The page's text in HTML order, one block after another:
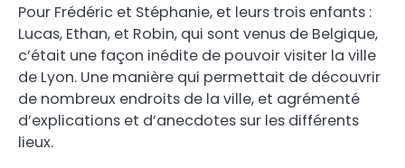
Pour Frédéric et Stéphanie, et leurs trois enfants :
Lucas, Ethan, et Robin, qui sont venus de Belgique,
c’était une façon inédite de pouvoir visiter la ville
de Lyon. Une manière qui permettait de découvrir
de nombreux endroits de la ville, et agrémenté
d’explications et d’anecdotes sur les différents
lieux.